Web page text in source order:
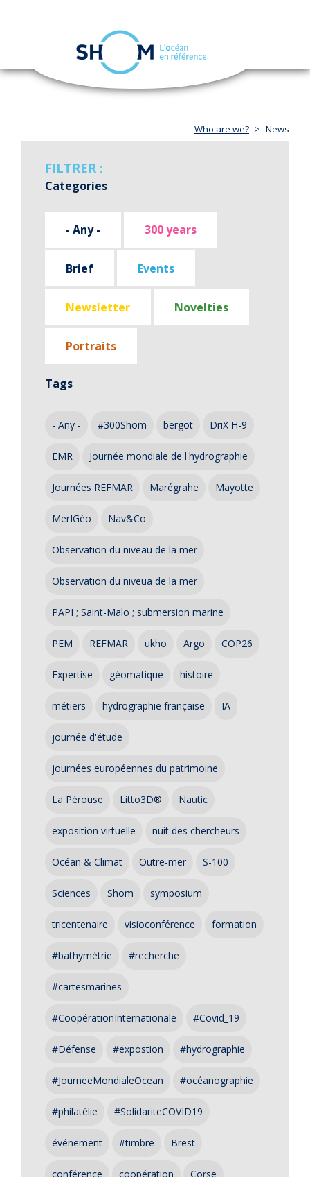
Skip
navigation
Who are we? News
FILTRER :
Categories
- Any - 300 years
Brief Events
Newsletter Novelties
Portraits
Tags
- Any - #300Shom bergot DriX H-9
EMR Journée mondiale de l'hydrographie
Journées REFMAR Marégrahe Mayotte
MerIGéo Nav&Co
Observation du niveau de la mer
Observation du niveua de la mer
PAPI ; Saint-Malo ; submersion marine
PEM REFMAR ukho Argo COP26
Expertise géomatique histoire
métiers hydrographie française IA
journée d'étude
journées européennes du patrimoine
La Pérouse Litto3D® Nautic
exposition virtuelle nuit des chercheurs
Océan & Climat Outre-mer S-100
Sciences Shom symposium
tricentenaire visioconférence formation
#bathymétrie #recherche
#cartesmarines
#CoopérationInternationale #Covid_19
#Défense #expostion #hydrographie
#JourneeMondialeOcean #océanographie
#philatélie #SolidariteCOVID19
événement #timbre Brest
conférence coopération Corse